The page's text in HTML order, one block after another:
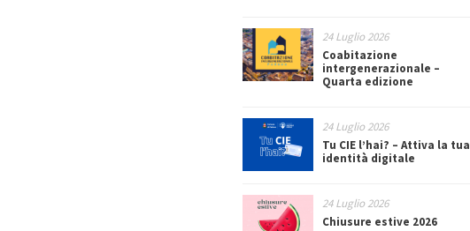
24 Luglio 2026
Coabitazione
intergenerazionale –
Quarta edizione
24 Luglio 2026
Tu CIE l’hai? – Attiva la tua
identità digitale
24 Luglio 2026
Chiusure estive 2026